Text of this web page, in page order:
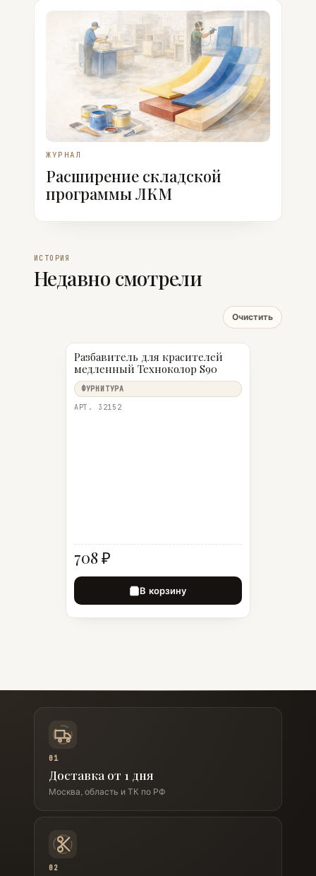
ЖУРНАЛ
Расширение складской
программы ЛКМ
ИСТОРИЯ
Недавно смотрели
Очистить
Разбавитель для красителей
медленный Техноколор S90
ФУРНИТУРА
АРТ. 32152
708 ₽
В корзину
01
Доставка от 1 дня
Москва, область и ТК по РФ
02